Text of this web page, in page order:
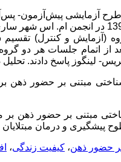
از اتمام جلسات هر دو
لینگوز پاسخ دادند. تحلیل
مبتنی بر حضور ذهن
مبتنی بر حضور ذهن
پیشگیری و درمان
حضور ذهن، کیفیت زندگی،